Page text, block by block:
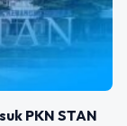
PKN STAN